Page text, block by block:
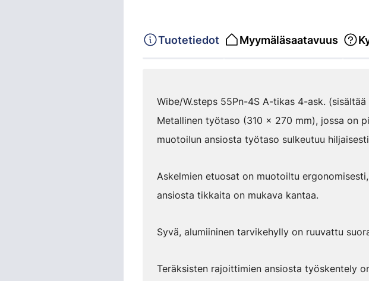
Tuotetiedot Myymäläsaatavuus
Wibe/W.steps 55Pn-4S A-tikas 4-ask. (sisältää
Metallinen työtaso (310 x 270 mm), jossa on
muotoilun ansiosta työtaso sulkeutuu
Askelmien etuosat on muotoiltu
ansiosta tikkaita on mukava kantaa.
Syvä, alumiininen tarvikehylly on ruuvattu
Teräksisten rajoittimien ansiosta työskentely